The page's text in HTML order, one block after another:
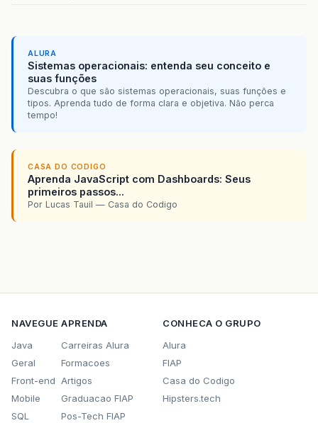
ALURA
Sistemas operacionais: entenda seu conceito e
suas funções
Descubra o que são sistemas operacionais, suas funções e
tipos. Aprenda tudo de forma clara e objetiva. Não perca
tempo!
CASA DO CODIGO
Aprenda JavaScript com Dashboards: Seus
primeiros passos...
Por Lucas Tauil — Casa do Codigo
NAVEGUE
Java
Geral
Front-end
Mobile
SQL
APRENDA
Carreiras Alura
Formacoes
Artigos
Graduacao FIAP
Pos-Tech FIAP
CONHECA O GRUPO
Alura
FIAP
Casa do Codigo
Hipsters.tech